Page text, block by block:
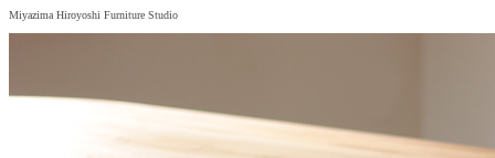
Miyazima Hiroyoshi Furniture Studio